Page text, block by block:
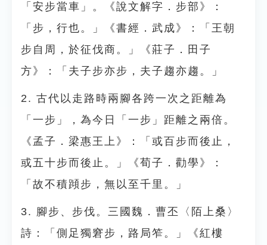
「安步當車」。《說文解字．步部》：
「步，行也。」《書經．武成》：「王朝
步自周，於征伐商。」《莊子．田子
方》：「夫子步亦步，夫子趨亦趨。」
2. 古代以走路時兩腳各跨一次之距離為
「一步」，為今日「一步」距離之兩倍。
《孟子．梁惠王上》：「或百步而後止，
或五十步而後止。」《荀子．勸學》：
「故不積蹞步，無以至千里。」
3. 腳步、步伐。三國魏．曹丕〈陌上桑〉
詩：「側足獨窘步，路局笮。」《紅樓